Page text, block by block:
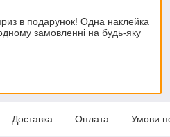
в подарунок! Одна наклейка
замовленні на будь-яку
Доставка Оплата Умови